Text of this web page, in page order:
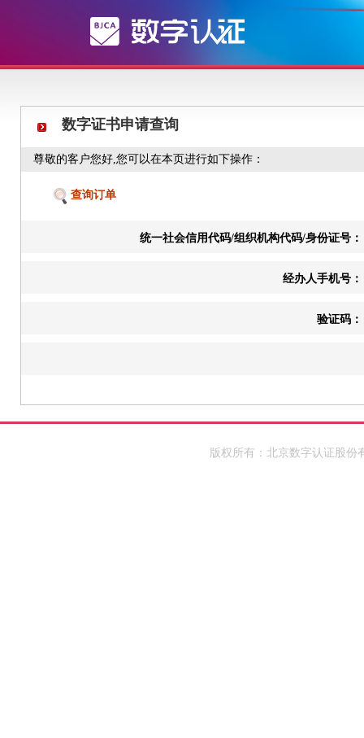
数字证书申请查询
尊敬的客户您好,您可以在本页进行如下操作：
查询订单
统一社会信用代码/组织机构代码/身份证号：
经办人手机号：
验证码：
版权所有：北京数字认证股份